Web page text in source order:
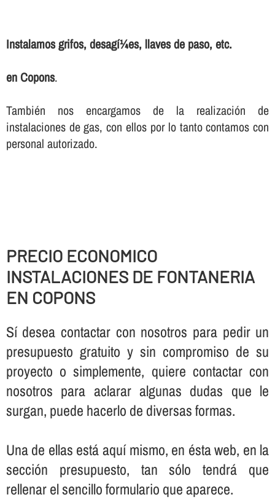
Instalamos grifos, desagí¼es, llaves de paso, etc.
en Copons.
También nos encargamos de la realización de
instalaciones de gas, con ellos por lo tanto contamos con
personal autorizado.
PRECIO ECONOMICO
INSTALACIONES DE FONTANERIA
EN COPONS
Sí­ desea contactar con nosotros para pedir un
presupuesto gratuito y sin compromiso de su
proyecto o simplemente, quiere contactar con
nosotros para aclarar algunas dudas que le
surgan, puede hacerlo de diversas formas.
Una de ellas está aquí­ mismo, en ésta web, en la
sección presupuesto, tan sólo tendrá que
rellenar el sencillo formulario que aparece.